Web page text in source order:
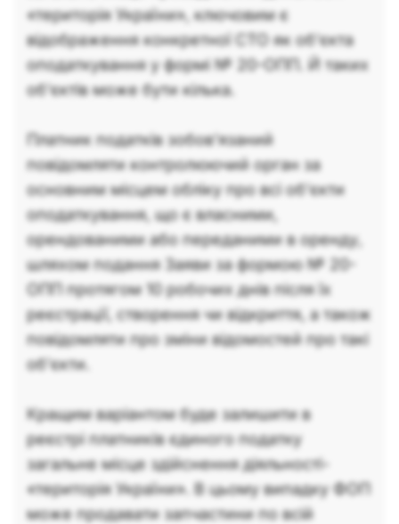
«територія України», ключовим є
відображення конкретної СТО як об’єкта
оподаткування у формі № 20-ОПП. Й таких
об'єктів може бути кілька.
Платник податків зобов’язаний
повідомляти контролюючий орган за
основним місцем обліку про всі об’єкти
оподаткування, що є власними,
орендованими або переданими в оренду,
шляхом подання Заяви за формою № 20-
ОПП протягом 10 робочих днів після їх
реєстрації, створення чи відкриття, а також
повідомляти про зміни відомостей про такі
об’єкти.
Кращим варіантом буде залишити в
реєстрі платників єдиного податку
загальне місце здійснення діяльності-
«територія України». В цьому випадку ФОП
може продавати запчастини по всій